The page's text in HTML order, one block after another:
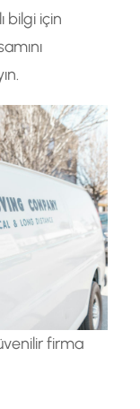
bilgi için
firma